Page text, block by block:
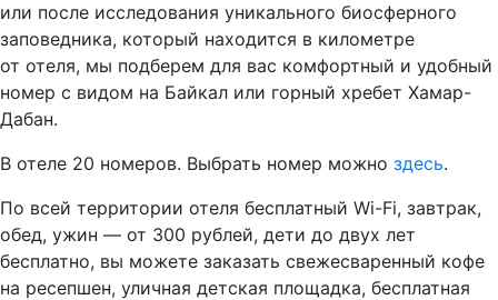
или после исследования уникального биосферного
заповедника, который находится в километре
от отеля, мы подберем для вас комфортный и удобный
номер с видом на Байкал или горный хребет Хамар-
Дабан.
В отеле 20 номеров. Выбрать номер можно здесь.
По всей территории отеля бесплатный Wi-Fi, завтрак,
обед, ужин — от 300 рублей, дети до двух лет
бесплатно, вы можете заказать свежесваренный кофе
на ресепшен, уличная детская площадка, бесплатная